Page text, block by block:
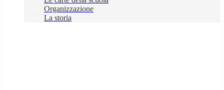
Organizzazione
La storia